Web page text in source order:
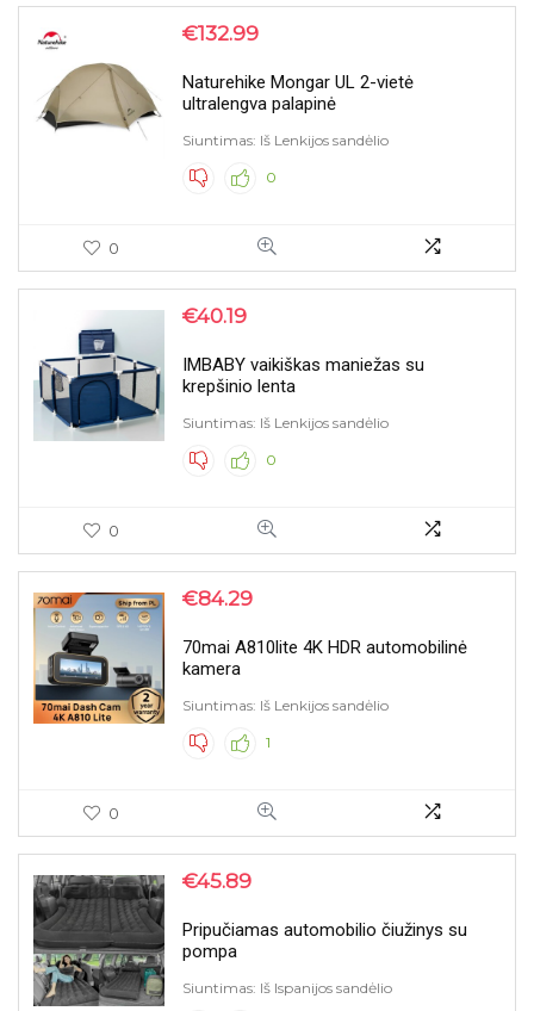
€132.99
Naturehike Mongar UL 2-vietė
ultralengva palapinė
Siuntimas: Iš Lenkijos sandėlio
0
0
€40.19
IMBABY vaikiškas maniežas su
krepšinio lenta
Siuntimas: Iš Lenkijos sandėlio
0
0
€84.29
70mai A810lite 4K HDR automobilinė
kamera
Siuntimas: Iš Lenkijos sandėlio
1
0
€45.89
Pripučiamas automobilio čiužinys su
pompa
Siuntimas: Iš Ispanijos sandėlio